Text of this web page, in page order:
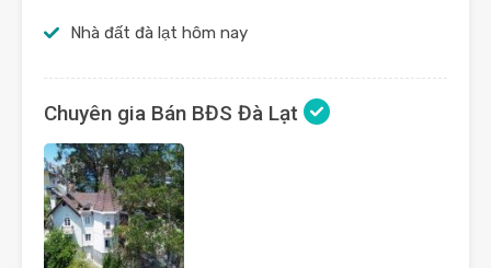
Nhà đất đà lạt hôm nay
Chuyên gia Bán BĐS Đà Lạt